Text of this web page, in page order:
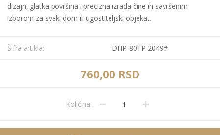
dizajn, glatka površina i precizna izrada čine ih savršenim
izborom za svaki dom ili ugostiteljski objekat.
Šifra artikla: DHP-80TP 2049#
760,00 RSD
Količina: